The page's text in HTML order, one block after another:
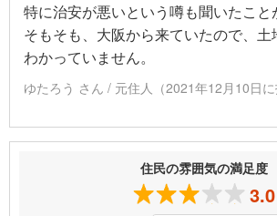
特に治安が悪いという噂も聞いたこと
そもそも、大阪から来ていたので、土
わかっていません。
ゆたろう さん / 元住人（2021年12月10日に
住民の雰囲気の満足度
3.0